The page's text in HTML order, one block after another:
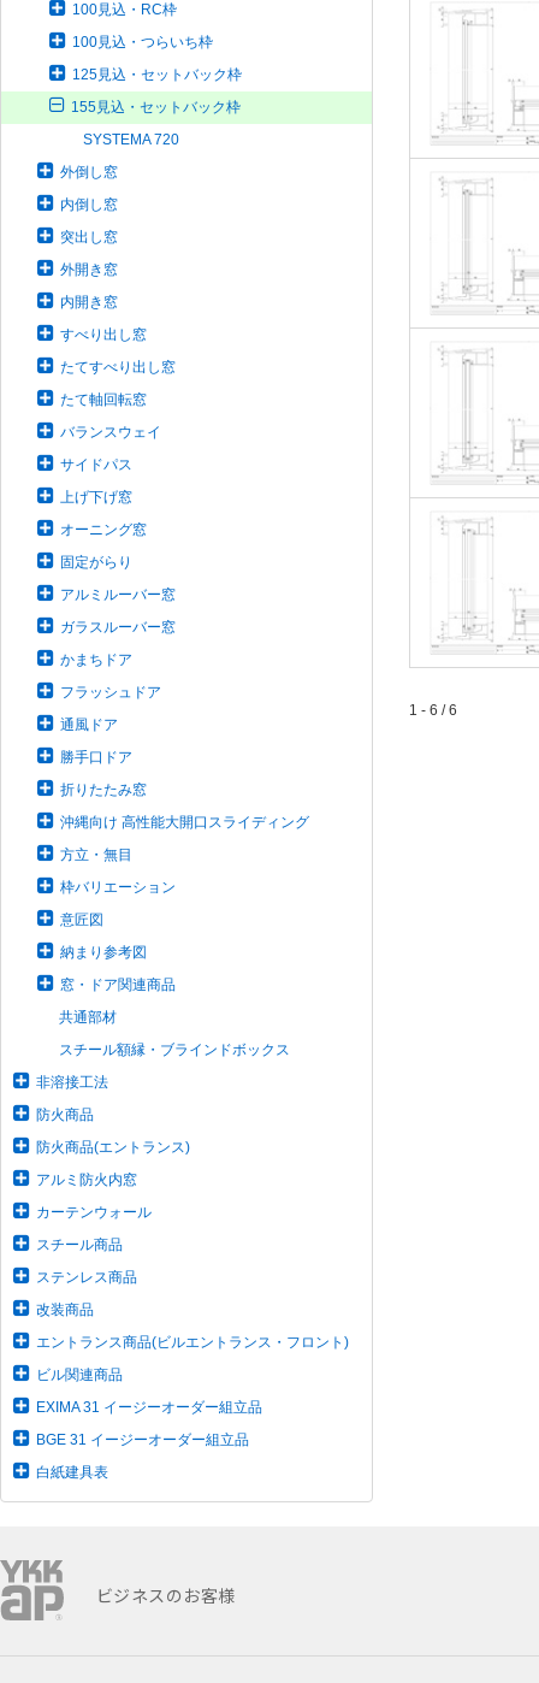
100見込・RC枠
100見込・つらいち枠
125見込・セットバック枠
155見込・セットバック枠
SYSTEMA 720
外倒し窓
内倒し窓
突出し窓
外開き窓
内開き窓
すべり出し窓
たてすべり出し窓
たて軸回転窓
バランスウェイ
サイドパス
上げ下げ窓
オーニング窓
固定がらり
アルミルーバー窓
ガラスルーバー窓
かまちドア
フラッシュドア
通風ドア
勝手口ドア
折りたたみ窓
沖縄向け 高性能大開口スライディング
方立・無目
枠バリエーション
意匠図
納まり参考図
窓・ドア関連商品
共通部材
スチール額縁・ブラインドボックス
非溶接工法
防火商品
防火商品(エントランス)
アルミ防火内窓
カーテンウォール
スチール商品
ステンレス商品
改装商品
エントランス商品(ビルエントランス・フロント)
ビル関連商品
EXIMA 31 イージーオーダー組立品
BGE 31 イージーオーダー組立品
白紙建具表
1 - 6 / 6
ビジネスのお客様